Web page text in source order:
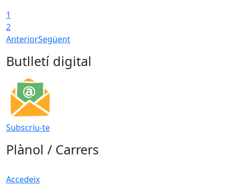
1
2
AnteriorSegüent
Butlletí digital
Subscriu-te
Plànol / Carrers
Accedeix